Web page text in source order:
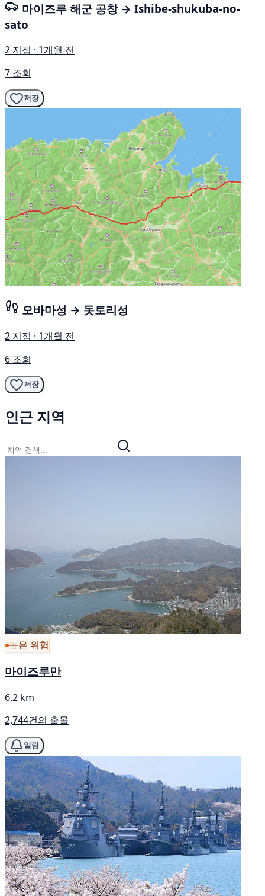
마이즈루 해군 공창 → Ishibe-shukuba-no-
sato
2 지점 · 1개월 전
7 조회
저장
오바마성 → 돗토리성
2 지점 · 1개월 전
6 조회
저장
인근 지역
높은 위험
마이즈루만
6.2 km
2,744건의 출몰
알림